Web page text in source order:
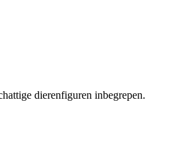
dierenfiguren inbegrepen.